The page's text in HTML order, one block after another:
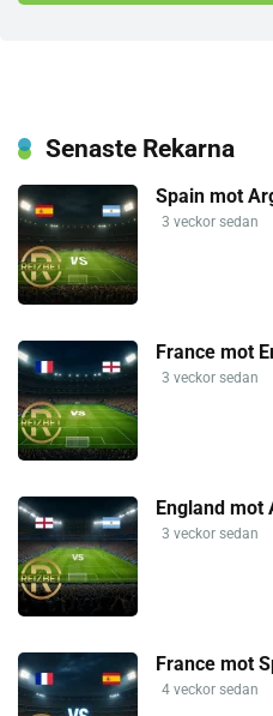
Senaste Rekarna
Spain mot
3 veckor sedan
France mot
3 veckor sedan
England
3 veckor sedan
France mot
4 veckor sedan